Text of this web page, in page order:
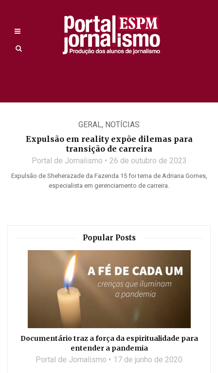
GERAL, NOTÍCIAS
Expulsão em reality expõe dilemas para
transição de carreira
Portal de Jornalismo 26 de outubro de 2023
Expulsão de Sheherazade da Fazenda 15 foi tema de Adriana Gomes,
especialista em gerenciamento de carreira.
Popular Posts
Documentário traz a força da espiritualidade para
entender a pandemia
Portal de Jornalismo 17 de junho de 2020